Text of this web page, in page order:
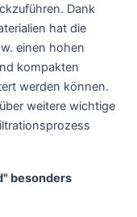
Dank
hat die
einen hohen
kompakten
werden können.
weitere wichtige
besonders